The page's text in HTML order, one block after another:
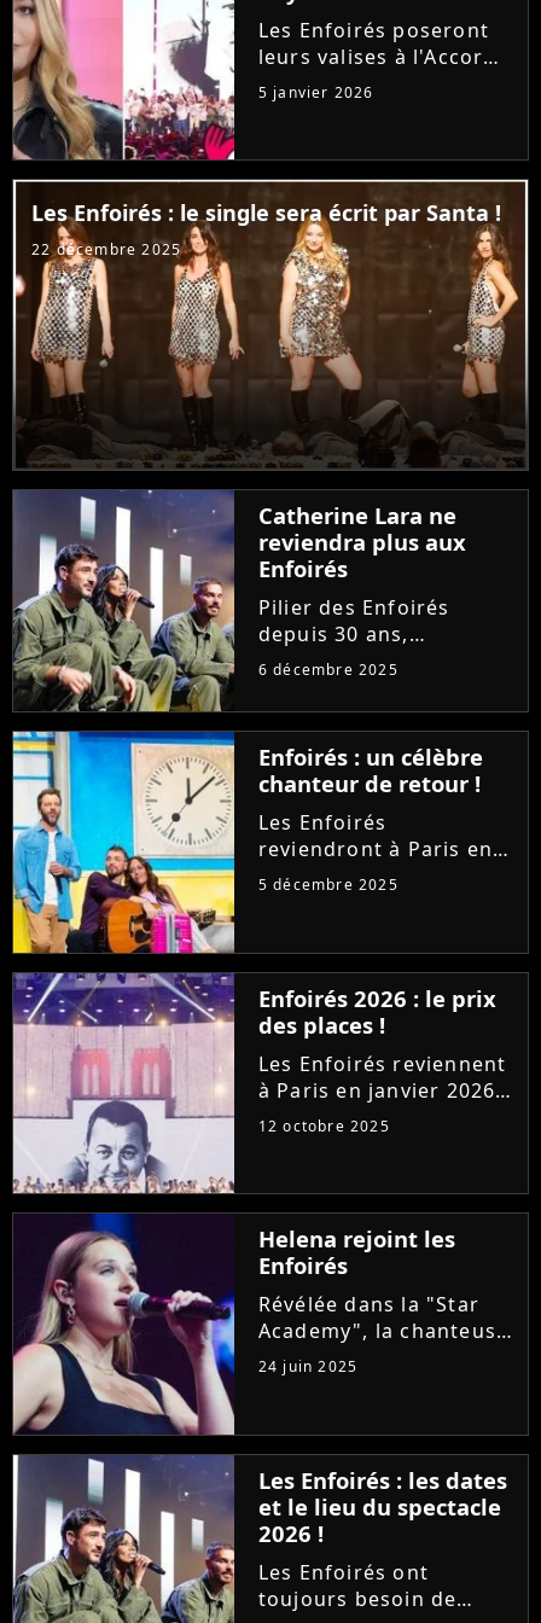
Les Enfoirés poseront
leurs valises à l'Accor
Arena de Paris du 13 au
19 janvier prochain
spectacle. Alors que
Marine et Helena de la
"Star Ac" rejoignent la
troupe,...
5 janvier 2026
Les Enfoirés : le single sera écrit par Santa !
22 décembre 2025
Catherine Lara ne
reviendra plus aux
Enfoirés
Pilier des Enfoirés
depuis 30 ans,
Catherine Lara ne
aux concerts de la
troupe. Invitée sur RTL,
l'icône des années 80
déplore l'évolution du
spectacle et...
6 décembre 2025
Enfoirés : un célèbre
chanteur de retour !
Les Enfoirés
reviendront à Paris en
janvier pour leurs
Coeur. Si Florent Pagny
et Helena seront de la
partie, un pilier de la
troupe...
5 décembre 2025
Enfoirés 2026 : le prix
des places !
Les Enfoirés reviennent
à Paris en janvier 2026
pour sept concerts à
Alors que la mise en
vente est imminente,
voici le prix des places...
12 octobre 2025
Helena rejoint les
Enfoirés
Révélée dans la "Star
Academy", la chanteuse
Helena rencontre un
succès important avec
"Hélé". Alors qu'elle
sillonne les routes avec
sa tournée, la
chanteuse a accepté...
24 juin 2025
Les Enfoirés : les dates
et le lieu du spectacle
2026 !
Les Enfoirés ont
toujours besoin de